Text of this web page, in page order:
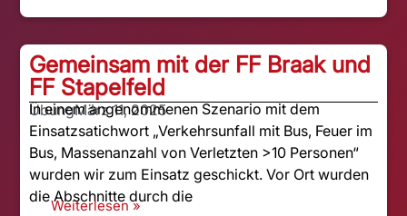
Gemeinsam mit der FF Braak und
FF Stapelfeld
ÜbungMärz 11, 2025
In einem angenommenen Szenario mit dem
Einsatzsatichwort „Verkehrsunfall mit Bus, Feuer im
Bus, Massenanzahl von Verletzten >10 Personen“
wurden wir zum Einsatz geschickt. Vor Ort wurden
die Abschnitte durch die
Weiterlesen »